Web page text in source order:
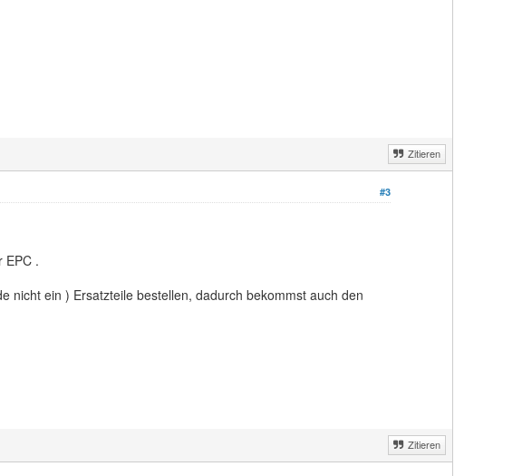
Zitieren
#3
EPC .
nicht ein ) Ersatzteile bestellen, dadurch bekommst auch den
Zitieren